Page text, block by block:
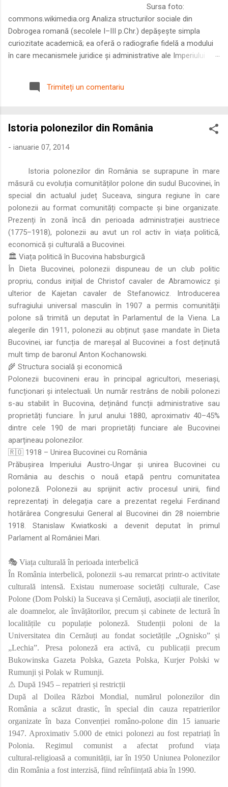
Sursa foto:
commons.wikimedia.org Analiza structurilor sociale din
Dobrogea romană (secolele I–III p.Chr.) depășește simpla
curiozitate academică; ea oferă o radiografie fidelă a modului
în care mecanismele juridice și administrative ale Imperiului
Într-o epocă în care prosperitatea excepțională a lumii romane
era susținută de o mobilitate socială dinamică și de o libertate
roman – în special a cetățenilor romani ( cives Romani ) în
precizie profunzimea și ritmul procesului de rom...
Trimiteți un comentariu
Istoria polonezilor din România
- ianuarie 07, 2014
Istoria polonezilor din România se suprapune în mare
măsură cu evoluția comunităților polone din sudul Bucovinei, în
special din actualul județ Suceava, singura regiune în care
polonezii au format comunități compacte și bine organizate.
Prezenți în zonă încă din perioada administrației austriece
(1775–1918), polonezii au avut un rol activ în viața politică,
economică și culturală a Bucovinei.
🏛️ Viața politică în Bucovina habsburgică
În Dieta Bucovinei, polonezii dispuneau de un club politic
propriu, condus inițial de Christof cavaler de Abramowicz și
ulterior de Kajetan cavaler de Stefanowicz. Introducerea
sufragiului universal masculin în 1907 a permis comunității
polone să trimită un deputat în Parlamentul de la Viena. La
alegerile din 1911, polonezii au obținut șase mandate în Dieta
Bucovinei, iar funcția de mareșal al Bucovinei a fost deținută
mult timp de baronul Anton Kochanowski.
🌾 Structura socială și economică
Polonezii bucovineni erau în principal agricultori, meseriași,
funcționari și intelectuali. Un număr restrâns de nobili polonezi
s-au stabilit în Bucovina, deținând funcții administrative sau
proprietăți funciare. În jurul anului 1880, aproximativ 40–45%
dintre cele 190 de mari proprietăți funciare ale Bucovinei
aparțineau polonezilor.
🇷🇴 1918 – Unirea Bucovinei cu România
Prăbușirea Imperiului Austro‑Ungar și unirea Bucovinei cu
România au deschis o nouă etapă pentru comunitatea
poloneză. Polonezii au sprijinit activ procesul unirii, fiind
reprezentați în delegația care a prezentat regelui Ferdinand
hotărârea Congresului General al Bucovinei din 28 noiembrie
1918. Stanislaw Kwiatkoski a devenit deputat în primul
Parlament al României Mari.
🎭 Viața culturală în perioada interbelică
În România interbelică, polonezii s-au remarcat printr-o activitate
culturală intensă. Existau numeroase societăți culturale, Case
Polone (Dom Polski) la Suceava și Cernăuți, asociații ale tinerilor,
ale doamnelor, ale învățătorilor, precum și cabinete de lectură în
localitățile cu populație poloneză. Studenții poloni de la
Universitatea din Cernăuți au fondat societățile „Ognisko” și
„Lechia”. Presa poloneză era activă, cu publicații precum
Bukowinska Gazeta Polska, Gazeta Polska, Kurjer Polski w
Rumunji și Polak w Rumunji.
⚠️ După 1945 – repatrieri și restricții
După al Doilea Război Mondial, numărul polonezilor din
România a scăzut drastic, în special din cauza repatrierilor
organizate în baza Convenției româno‑polone din 15 ianuarie
1947. Aproximativ 5.000 de etnici polonezi au fost repatriați în
Polonia. Regimul comunist a afectat profund viața
cultural‑religioasă a comunității, iar în 1950 Uniunea Polonezilor
din România a fost interzisă, fiind reînființată abia în 1990.